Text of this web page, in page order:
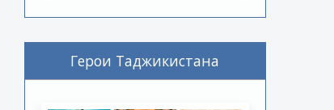
Герои Таджикистана